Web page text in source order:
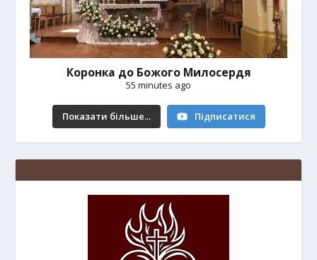
Коронка до Божого Милосердя
55 minutes ago
Показати більше... Підписатися